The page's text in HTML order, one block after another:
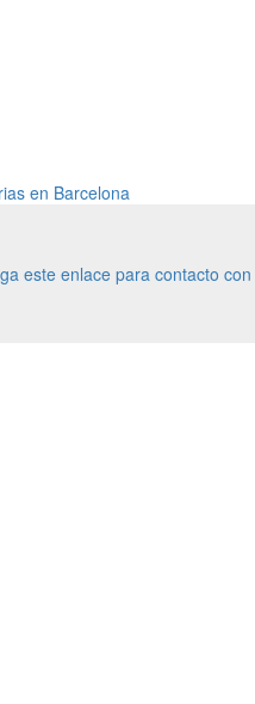
en Barcelona
este enlace para contacto